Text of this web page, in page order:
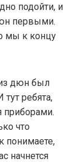
подойти, и
первыми.
мы к концу
дюн был
ребята,
приборами.
что
понимаете,
начнется